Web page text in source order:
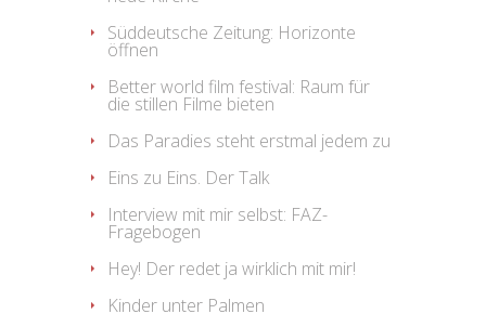
Süddeutsche Zeitung: Horizonte
öffnen
Better world film festival: Raum für
die stillen Filme bieten
Das Paradies steht erstmal jedem zu
Eins zu Eins. Der Talk
Interview mit mir selbst: FAZ-
Fragebogen
Hey! Der redet ja wirklich mit mir!
Kinder unter Palmen